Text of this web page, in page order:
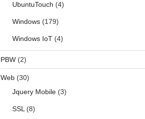
UbuntuTouch (4)
Windows(179)
Windows IoT(4)
PBW(2)
Web(30)
Jquery Mobile(3)
SSL(8)